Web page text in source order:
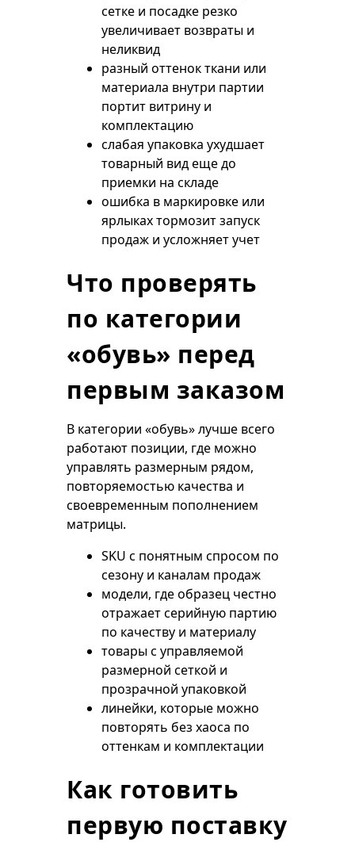
сетке и посадке резко
увеличивает возвраты и
неликвид
разный оттенок ткани или
материала внутри партии
портит витрину и
комплектацию
слабая упаковка ухудшает
товарный вид еще до
приемки на складе
ошибка в маркировке или
ярлыках тормозит запуск
продаж и усложняет учет
Что проверять
по категории
«обувь» перед
первым заказом
В категории «обувь» лучше всего
работают позиции, где можно
управлять размерным рядом,
повторяемостью качества и
своевременным пополнением
матрицы.
SKU с понятным спросом по
сезону и каналам продаж
модели, где образец честно
отражает серийную партию
по качеству и материалу
товары с управляемой
размерной сеткой и
прозрачной упаковкой
линейки, которые можно
повторять без хаоса по
оттенкам и комплектации
Как готовить
первую поставку